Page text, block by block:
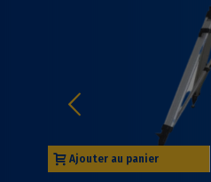
Ajouter au panier